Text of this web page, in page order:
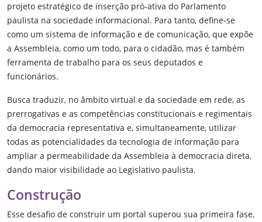
projeto estratégico de inserção pró-ativa do Parlamento
paulista na sociedade informacional. Para tanto, define-se
como um sistema de informação e de comunicação, que expõe
a Assembleia, como um todo, para o cidadão, mas é também
ferramenta de trabalho para os seus deputados e
funcionários.
Busca traduzir, no âmbito virtual e da sociedade em rede, as
prerrogativas e as competências constitucionais e regimentais
da democracia representativa e, simultaneamente, utilizar
todas as potencialidades da tecnologia de informação para
ampliar a permeabilidade da Assembleia à democracia direta,
dando maior visibilidade ao Legislativo paulista.
Construção
Esse desafio de construir um portal superou sua primeira fase,